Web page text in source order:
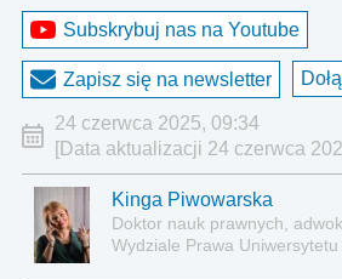
Subskrybuj nas na Youtube
Zapisz się na newsletter
24 czerwca 2025, 09:34
[Data aktualizacji 24 czerwca
Kinga Piwowarska
Doktor nauk prawnych,
Wydziale Prawa